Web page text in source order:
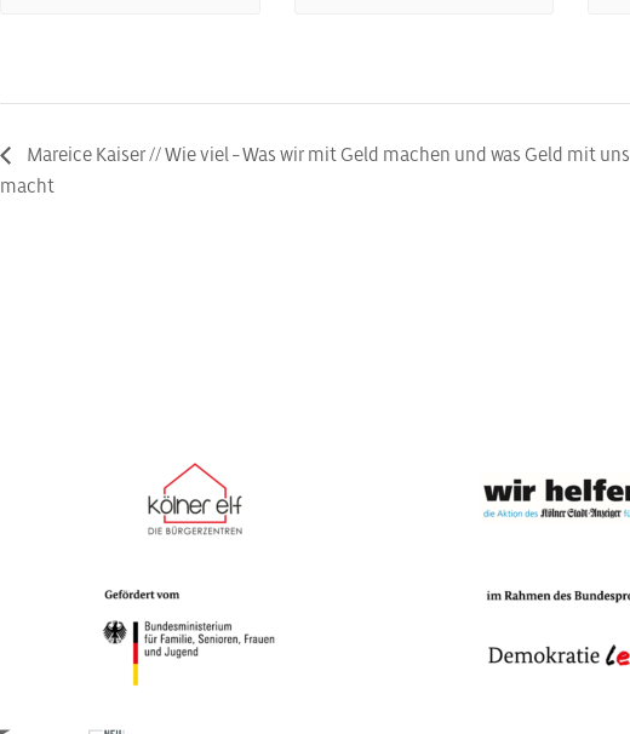
Mareice Kaiser // Wie viel – Was wir mit Geld machen und was Geld mit uns
macht